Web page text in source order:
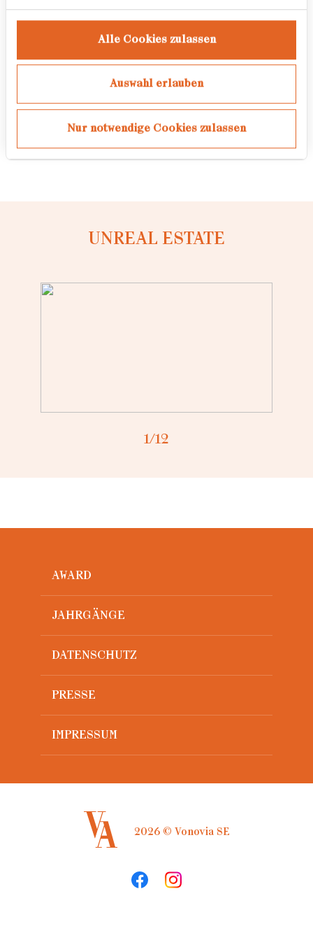
Alle Cookies zulassen
Auswahl erlauben
Nur notwendige Cookies zulassen
Freier Fotograf
Auszeichnungen
2010 Preis für das Buch-Projekt
BEBRA CURIOSA beim Dummy-
UNREAL ESTATE
1/12
AWARD
JAHRGÄNGE
DATENSCHUTZ
PRESSE
IMPRESSUM
2026 © Vonovia SE